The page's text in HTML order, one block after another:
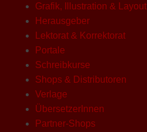
Grafik, Illustration & Layout
Herausgeber
Lektorat & Korrektorat
Portale
Schreibkurse
Shops & Distributoren
Verlage
ÜbersetzerInnen
Partner-Shops